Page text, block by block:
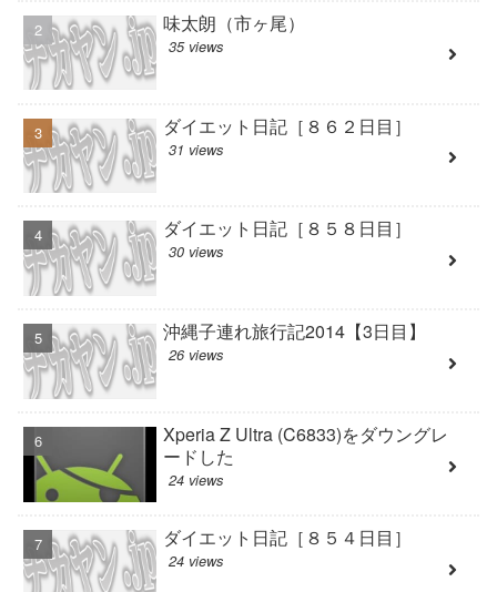
味太朗（市ヶ尾）
35 views
ダイエット日記［８６２日目］
31 views
ダイエット日記［８５８日目］
30 views
沖縄子連れ旅行記2014【3日目】
26 views
Xperia Z Ultra (C6833)をダウングレ
ードした
24 views
ダイエット日記［８５４日目］
24 views